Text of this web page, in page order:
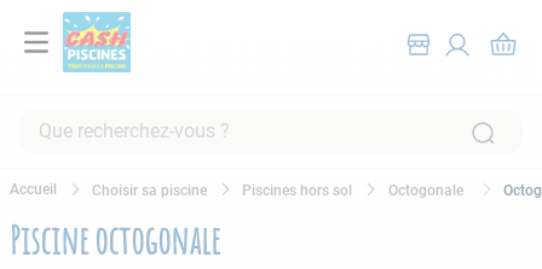
Que recherchez-vous ?
Choisir sa piscine Piscines hors sol Octogonale
Piscine octogonale
2 .
piscine hors sol